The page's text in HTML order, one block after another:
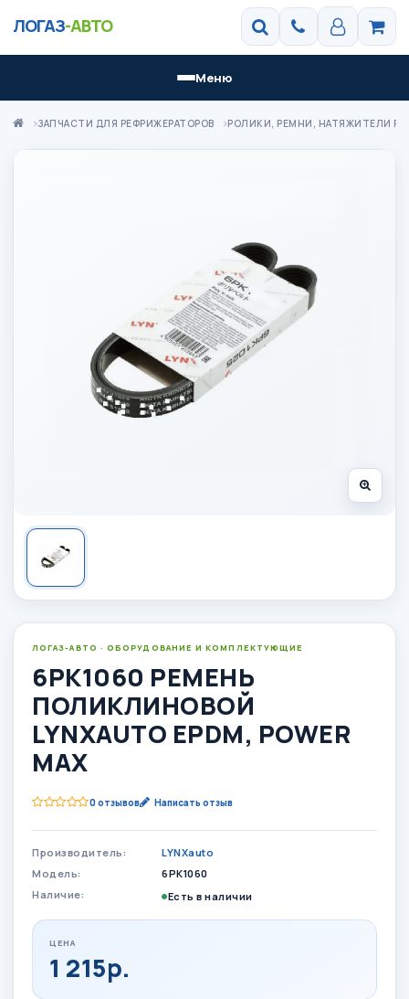
ЛОГАЗ-АВТО
Меню
ЗАПЧАСТИ ДЛЯ РЕФРИЖЕРАТОРОВ РОЛИКИ, РЕМНИ, НАТЯЖИТЕЛИ
ЛОГАЗ-АВТО · ОБОРУДОВАНИЕ И КОМПЛЕКТУЮЩИЕ
6PK1060 РЕМЕНЬ
ПОЛИКЛИНОВОЙ
LYNXAUTO EPDM, POWER
MAX
0 отзывов Написать отзыв
Производитель:
LYNXauto
Модель:
6PK1060
Наличие:
Есть в наличии
ЦЕНА
1 215р.